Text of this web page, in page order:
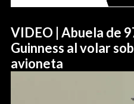
VIDEO | Abuela de
Guinness al volar
avioneta